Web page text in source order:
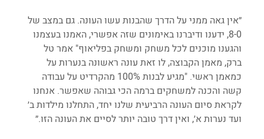
״אין גאה ממני על הדרך שהבנות עשו העונה. גם במצב של
8-0, ידענו ודיברנו באימונים שזה אפשרי, האמנו בעצמנו
והגענו מוכנים לכל משחק ומשחק בפליאוף" אמר טל
ברק, מאמן הקבוצה, לו זאת עונה ראשונה בנערות על
כמאמן ראשי. "מגיע לבנות 100% מהקרדיט על עבודה
קשה והכנה למשחקים ברמה הכי גבוהה שאפשר. אנחנו
לקראת סיום העונה הרביעית שלנו יחד, התחלנו מילדות ב׳
ועד נערות א׳, ואין דרך טובה יותר לסיים את העונה הזו.״